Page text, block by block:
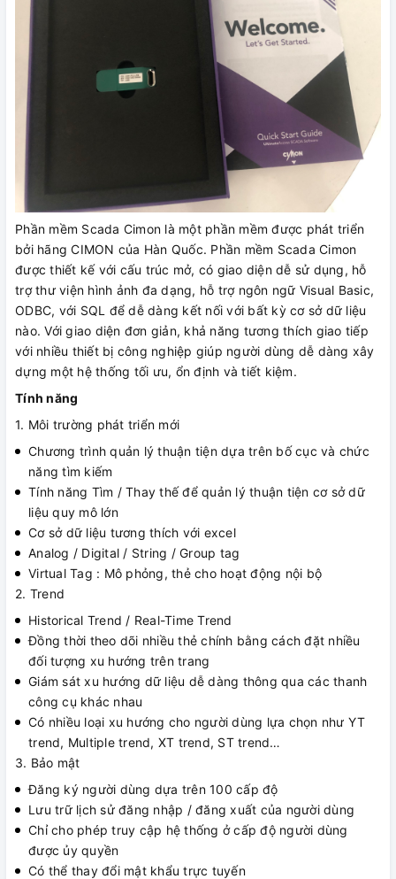
Phần mềm Scada Cimon là một phần mềm được phát triển
bởi hãng CIMON của Hàn Quốc. Phần mềm Scada Cimon
được thiết kế với cấu trúc mở, có giao diện dễ sử dụng, hỗ
trợ thư viện hình ảnh đa dạng, hỗ trợ ngôn ngữ Visual Basic,
ODBC, với SQL để dễ dàng kết nối với bất kỳ cơ sở dữ liệu
nào. Với giao diện đơn giản, khả năng tương thích giao tiếp
với nhiều thiết bị công nghiệp giúp người dùng dễ dàng xây
dựng một hệ thống tối ưu, ổn định và tiết kiệm.
Tính năng
1. Môi trường phát triển mới
Chương trình quản lý thuận tiện dựa trên bố cục và chức
năng tìm kiếm
Tính năng Tìm / Thay thế để quản lý thuận tiện cơ sở dữ
liệu quy mô lớn
Cơ sở dữ liệu tương thích với excel
Analog / Digital / String / Group tag
Virtual Tag : Mô phỏng, thẻ cho hoạt động nội bộ
2. Trend
Historical Trend / Real-Time Trend
Đồng thời theo dõi nhiều thẻ chính bằng cách đặt nhiều
đối tượng xu hướng trên trang
Giám sát xu hướng dữ liệu dễ dàng thông qua các thanh
công cụ khác nhau
Có nhiều loại xu hướng cho người dùng lựa chọn như YT
trend, Multiple trend, XT trend, ST trend…
3. Bảo mật
Đăng ký người dùng dựa trên 100 cấp độ
Lưu trữ lịch sử đăng nhập / đăng xuất của người dùng
Chỉ cho phép truy cập hệ thống ở cấp độ người dùng
được ủy quyền
Có thể thay đổi mật khẩu trực tuyến